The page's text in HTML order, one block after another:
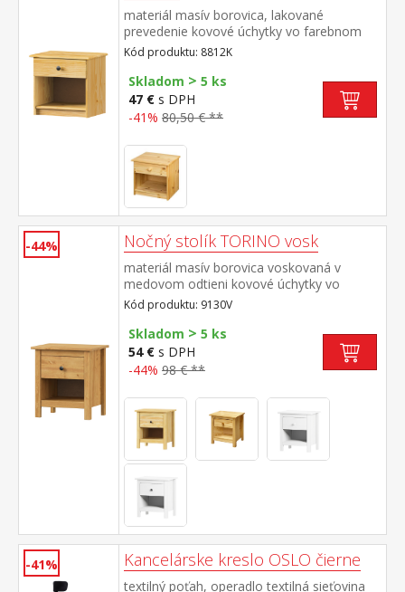
materiál masív borovica, lakované
prevedenie kovové úchytky vo farebnom
prevedení černená mosadz jedna zásuvka s
kovovými pojazdmi
Kód produktu: 8812K
Skladom > 5 ks
47 € s DPH
-41% 80,50 € **
-44% Nočný stolík TORINO vosk
materiál masív borovica voskovaná v
medovom odtieni kovové úchytky vo
farebnom prevedení černená mosadz jedna
zásuvka s kovovými pojazdmi
Kód produktu: 9130V
Skladom > 5 ks
54 € s DPH
-44% 98 € **
-41% Kancelárske kreslo OSLO čierne
textilný poťah, operadlo textilná sieťovina